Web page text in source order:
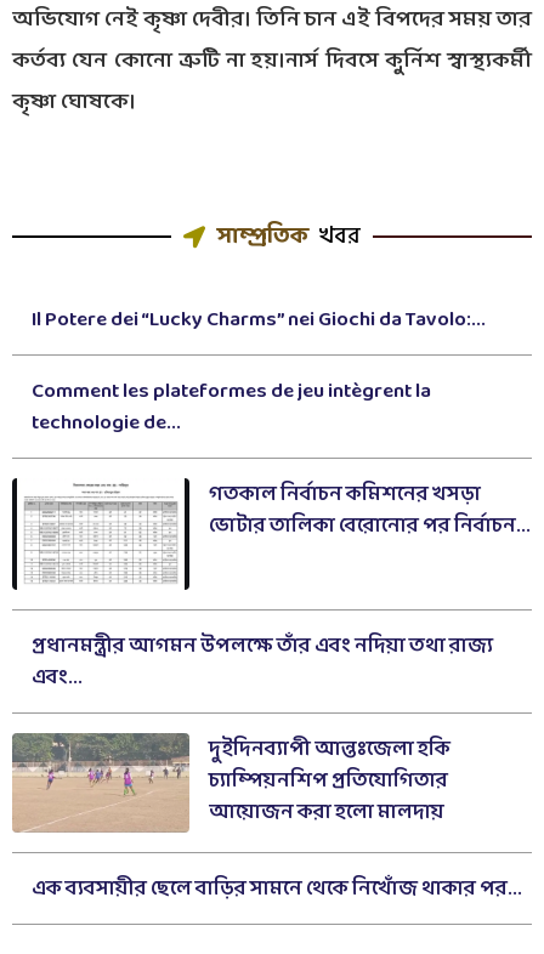
অভিযোগ নেই কৃষ্ণা দেবীর। তিনি চান এই বিপদের সময় তার
কর্তব্য যেন কোনো ত্রুটি না হয়।নার্স দিবসে কুর্নিশ স্বাস্থ্যকর্মী
কৃষ্ণা ঘোষকে।
সাম্প্রতিক খবর
Il Potere dei “Lucky Charms” nei Giochi da Tavolo:...
Comment les plateformes de jeu intègrent la
technologie de...
গতকাল নির্বাচন কমিশনের খসড়া
ভোটার তালিকা বেরোনোর পর নির্বাচন...
প্রধানমন্ত্রীর আগমন উপলক্ষে তাঁর এবং নদিয়া তথা রাজ্য
এবং...
দুইদিনব্যাপী আন্তঃজেলা হকি
চ্যাম্পিয়নশিপ প্রতিযোগিতার
আয়োজন করা হলো মালদায়
এক ব্যবসায়ীর ছেলে বাড়ির সামনে থেকে নিখোঁজ থাকার পর...